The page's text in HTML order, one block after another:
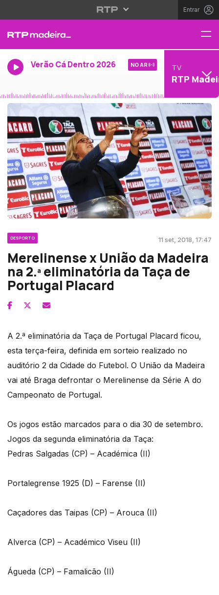
Entrar
Verão Cá Dentro 2026 NO AR TV
RTP
DESPORTO 11 set, 2018, 17:47
Merelinense x União da Madeira
na 2.ª eliminatória da Taça de
Portugal Placard
A 2.ª eliminatória da Taça de Portugal Placard ficou,
esta terça-feira, definida em sorteio realizado no
auditório 2 da Cidade do Futebol. O União da Madeira
vai até Braga defrontar o Merelinense da Série A do
Campeonato de Portugal.
Os jogos estão marcados para o dia 30 de setembro.
Jogos da segunda eliminatória da Taça:
Pedras Salgadas (CP) – Académica (II)
Portalegrense 1925 (D) – Farense (II)
Caçadores das Taipas (CP) – Arouca (II)
Alverca (CP) – Académico Viseu (II)
Águeda (CP) – Famalicão (II)